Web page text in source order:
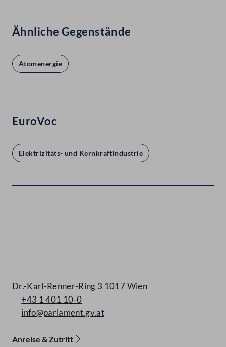
Ähnliche Gegenstände
Atomenergie
EuroVoc
Elektrizitäts- und Kernkraftindustrie
Dr.-Karl-Renner-Ring 3 1017 Wien
+43 1 401 10-0
info@parlament.gv.at
Anreise & Zutritt